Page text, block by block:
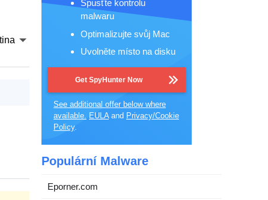
Spusťte kontrolu
malwaru
Optimalizujte svůj Mac
Uvolněte místo na disku
Get SpyHunter Now
See additional offer below where
available. EULAand Privacy/Cookie
Policy.
Populární Malware
Eporner.com